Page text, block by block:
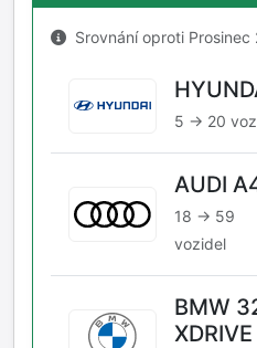
Srovnání oproti Prosinec
5 → 20
AUDI
18 → 59
vozidel
BMW
XDRIVE